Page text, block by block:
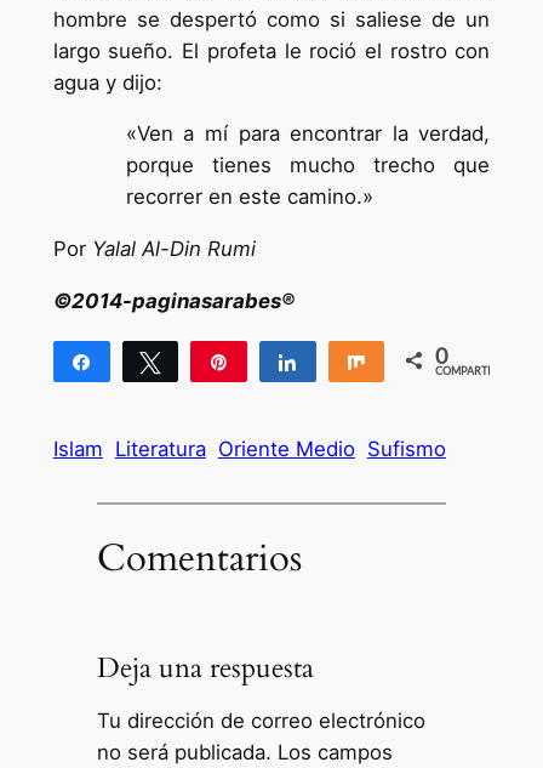
hombre se despertó como si saliese de un
largo sueño. El profeta le roció el rostro con
agua y dijo:
«Ven a mí para encontrar la verdad,
porque tienes mucho trecho que
recorrer en este camino.»
Por Yalal Al-Din Rumi
©2014-paginasarabes®
Compartir Twittear Compartir Compartir
0
COMPARTIR
Islam Literatura Oriente Medio Sufismo
Comentarios
Deja una respuesta
Tu dirección de correo electrónico
no será publicada. Los campos